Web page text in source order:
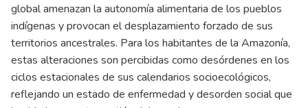
global amenazan la autonomía alimentaria de los pueblos
indígenas y provocan el desplazamiento forzado de sus
territorios ancestrales. Para los habitantes de la Amazonía,
estas alteraciones son percibidas como desórdenes en los
ciclos estacionales de sus calendarios socioecológicos,
reflejando un estado de enfermedad y desorden social que